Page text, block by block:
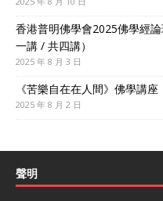
香港普明佛學會2025佛學經
一講 / 共四講）
2025 年 8 月 3 日
《苦樂自在在人間》佛學講座
2025 年 8 月 2 日
聲明